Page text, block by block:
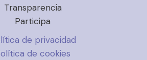
Transparencia
Participa
de privacidad
de cookies